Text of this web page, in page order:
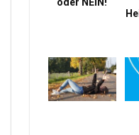
oder NEIN!